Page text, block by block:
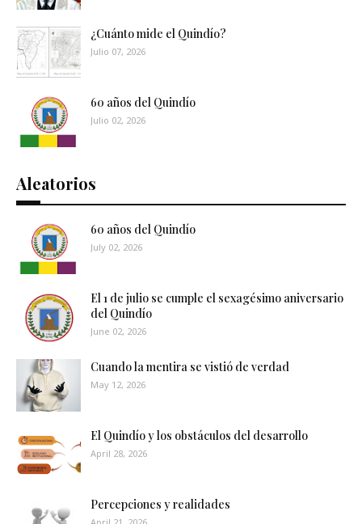
¿Cuánto mide el Quindío?
Julio 07, 2026
60 años del Quindío
Julio 02, 2026
Aleatorios
60 años del Quindío
July 02, 2026
El 1 de julio se cumple el sexagésimo aniversario
del Quindío
June 02, 2026
Cuando la mentira se vistió de verdad
May 12, 2026
El Quindío y los obstáculos del desarrollo
April 28, 2026
Percepciones y realidades